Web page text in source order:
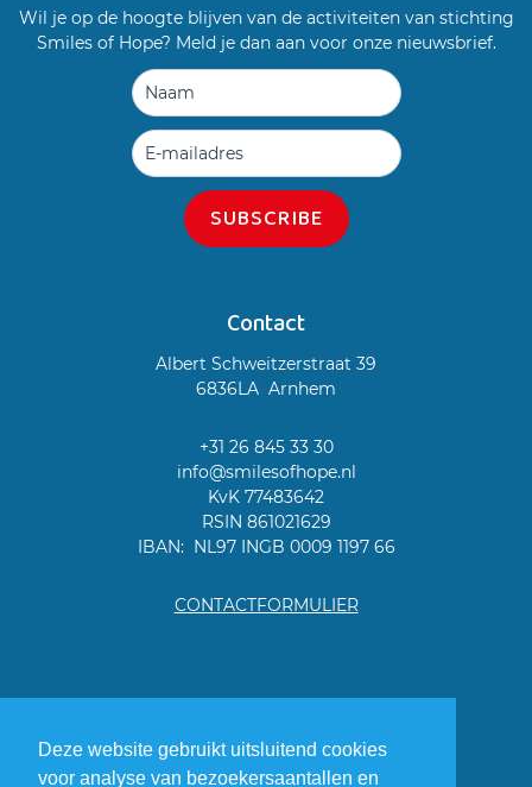
Deze website gebruikt uitsluitend cookies
voor analyse van bezoekersaantallen en
Wil je op de hoogte blijven van de activiteiten van stichting
Smiles of Hope? Meld je dan aan voor onze nieuwsbrief.
SUBSCRIBE
Contact
Albert Schweitzerstraat 39
6836LA Arnhem
+31 26 845 33 30
info@smilesofhope.nl
KvK 77483642
RSIN 861021629
IBAN: NL97 INGB 0009 1197 66
CONTACTFORMULIER